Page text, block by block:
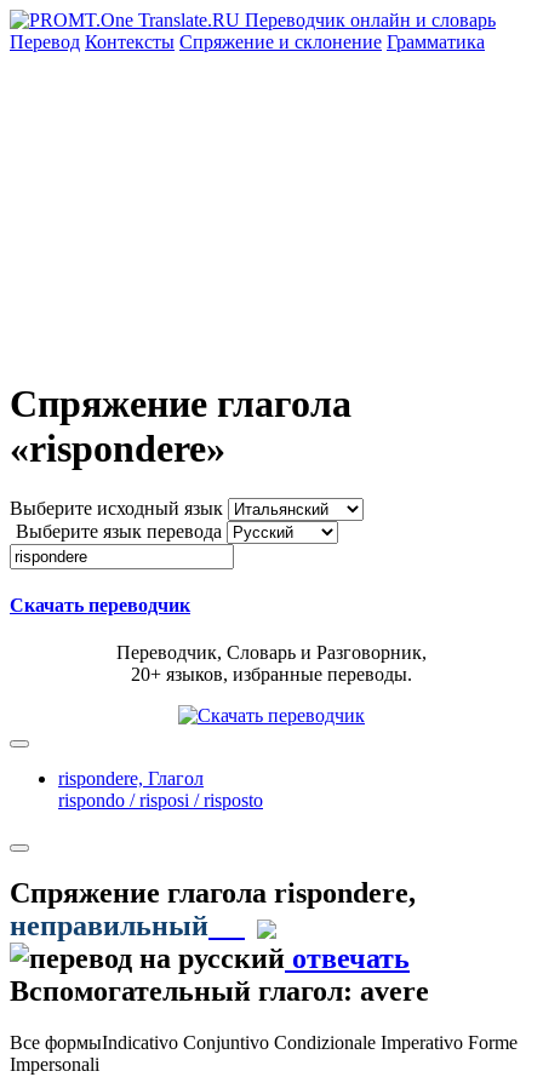
Перевод Контексты Спряжение и склонение Грамматика
Спряжение глагола
«rispondere»
Выберите исходный язык
Выберите язык перевода
Скачать переводчик
Переводчик, Словарь и Разговорник,
20+ языков, избранные переводы.
rispondere, Глагол
rispondo / risposi / risposto
Спряжение глагола rispondere,
неправильный
отвечать
Вспомогательный глагол: avere
Все формыIndicativo Conjuntivo Condizionale Imperativo Forme
Impersonali